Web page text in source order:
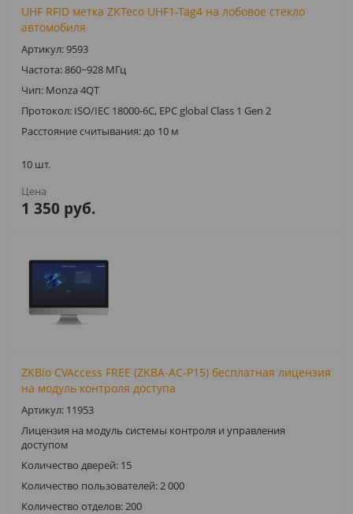
UHF RFID метка ZKTeco UHF1-Tag4 на лобовое стекло
автомобиля
Артикул: 9593
Частота: 860~928 МГц
Чип: Monza 4QT
Протокол: ISO/IEC 18000-6C, EPC global Class 1 Gen 2
Расстояние считывания: до 10 м
10 шт.
1 350 руб.
ZKBio CVAccess FREE (ZKBA-AC-P15) бесплатная лицензия
на модуль контроля доступа
Артикул: 11953
Лицензия на модуль системы контроля и управления
доступом
Количество дверей: 15
Количество пользователей: 2 000
Количество отделов: 200